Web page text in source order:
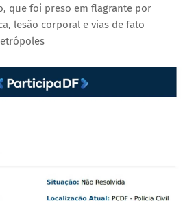
que foi preso em flagrante por
lesão corporal e vias de fato